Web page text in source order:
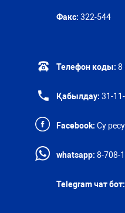
Факс: 322-544
Телефон коды: 8
Қабылдау: 31-
Facebook: Су
whatsapp: 8-708-
Telegram чат бот: